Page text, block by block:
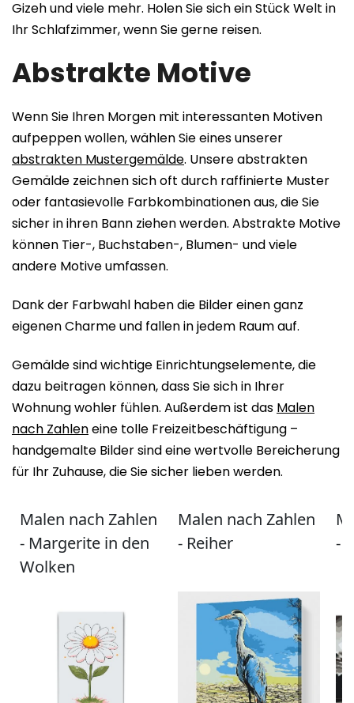
Gizeh und viele mehr. Holen Sie sich ein Stück Welt in
Ihr Schlafzimmer, wenn Sie gerne reisen.
Abstrakte Motive
Wenn Sie Ihren Morgen mit interessanten Motiven
aufpeppen wollen, wählen Sie eines unserer
abstrakten Mustergemälde. Unsere abstrakten
Gemälde zeichnen sich oft durch raffinierte Muster
oder fantasievolle Farbkombinationen aus, die Sie
sicher in ihren Bann ziehen werden. Abstrakte Motive
können Tier-, Buchstaben-, Blumen- und viele
andere Motive umfassen.
Dank der Farbwahl haben die Bilder einen ganz
eigenen Charme und fallen in jedem Raum auf.
Gemälde sind wichtige Einrichtungselemente, die
dazu beitragen können, dass Sie sich in Ihrer
Wohnung wohler fühlen. Außerdem ist das Malen
nach Zahleneine tolle Freizeitbeschäftigung –
handgemalte Bilder sind eine wertvolle Bereicherung
für Ihr Zuhause, die Sie sicher lieben werden.